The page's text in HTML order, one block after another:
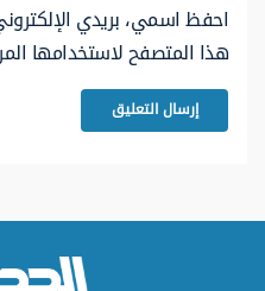
احفظ اسمي، بريدي
هذا المتصفح لاستخدامها